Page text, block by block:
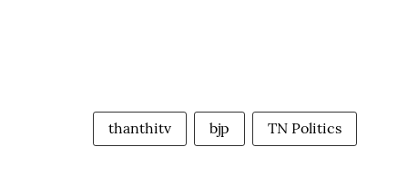
thanthitv bjp TN Politics